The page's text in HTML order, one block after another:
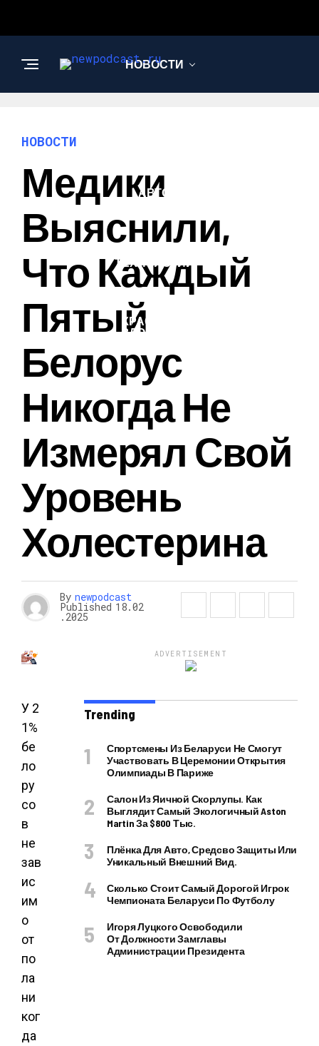
НОВОСТИ
АВТО
ТЕХНОЛОГИИ
КРАСОТА И
ЗДОРОВЬЕ
НОВОСТИ
Медики
Выяснили,
Что Каждый
Пятый
Белорус
Никогда Не
Измерял Свой
Уровень
Холестерина
By newpodcast
Published 18.02
.2025
У 2
1%
бе
ло
ру
со
в
не
зав
ис
им
о
от
по
ла
ни
ког
да
ADVERTISEMENT
Trending
Спортсмены Из Беларуси Не Смогут
Участвовать В Церемонии Открытия
Олимпиады В Париже
Салон Из Яичной Скорлупы. Как
Выглядит Самый Экологичный Aston
Martin За $800 Тыс.
Плёнка Для Авто, Средсво Защиты Или
Уникальный Внешний Вид.
Сколько Стоит Самый Дорогой Игрок
Чемпионата Беларуси По Футболу
Игоря Луцкого Освободили
От Должности Замглавы
Администрации Президента